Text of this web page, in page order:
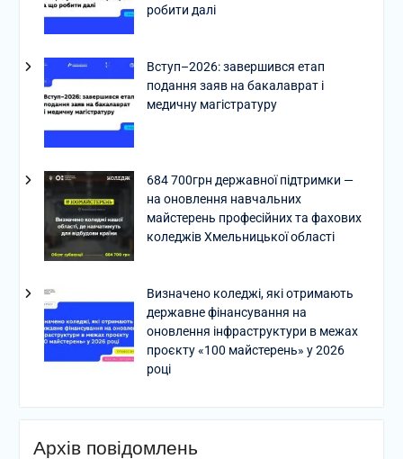
робити далі
Вступ–2026: завершився етап
подання заяв на бакалаврат і
медичну магістратуру
684 700грн державної підтримки —
на оновлення навчальних
майстерень професійних та фахових
коледжів Хмельницької області
Визначено коледжі, які отримають
державне фінансування на
оновлення інфраструктури в межах
проєкту «100 майстерень» у 2026
році
Архів повідомлень